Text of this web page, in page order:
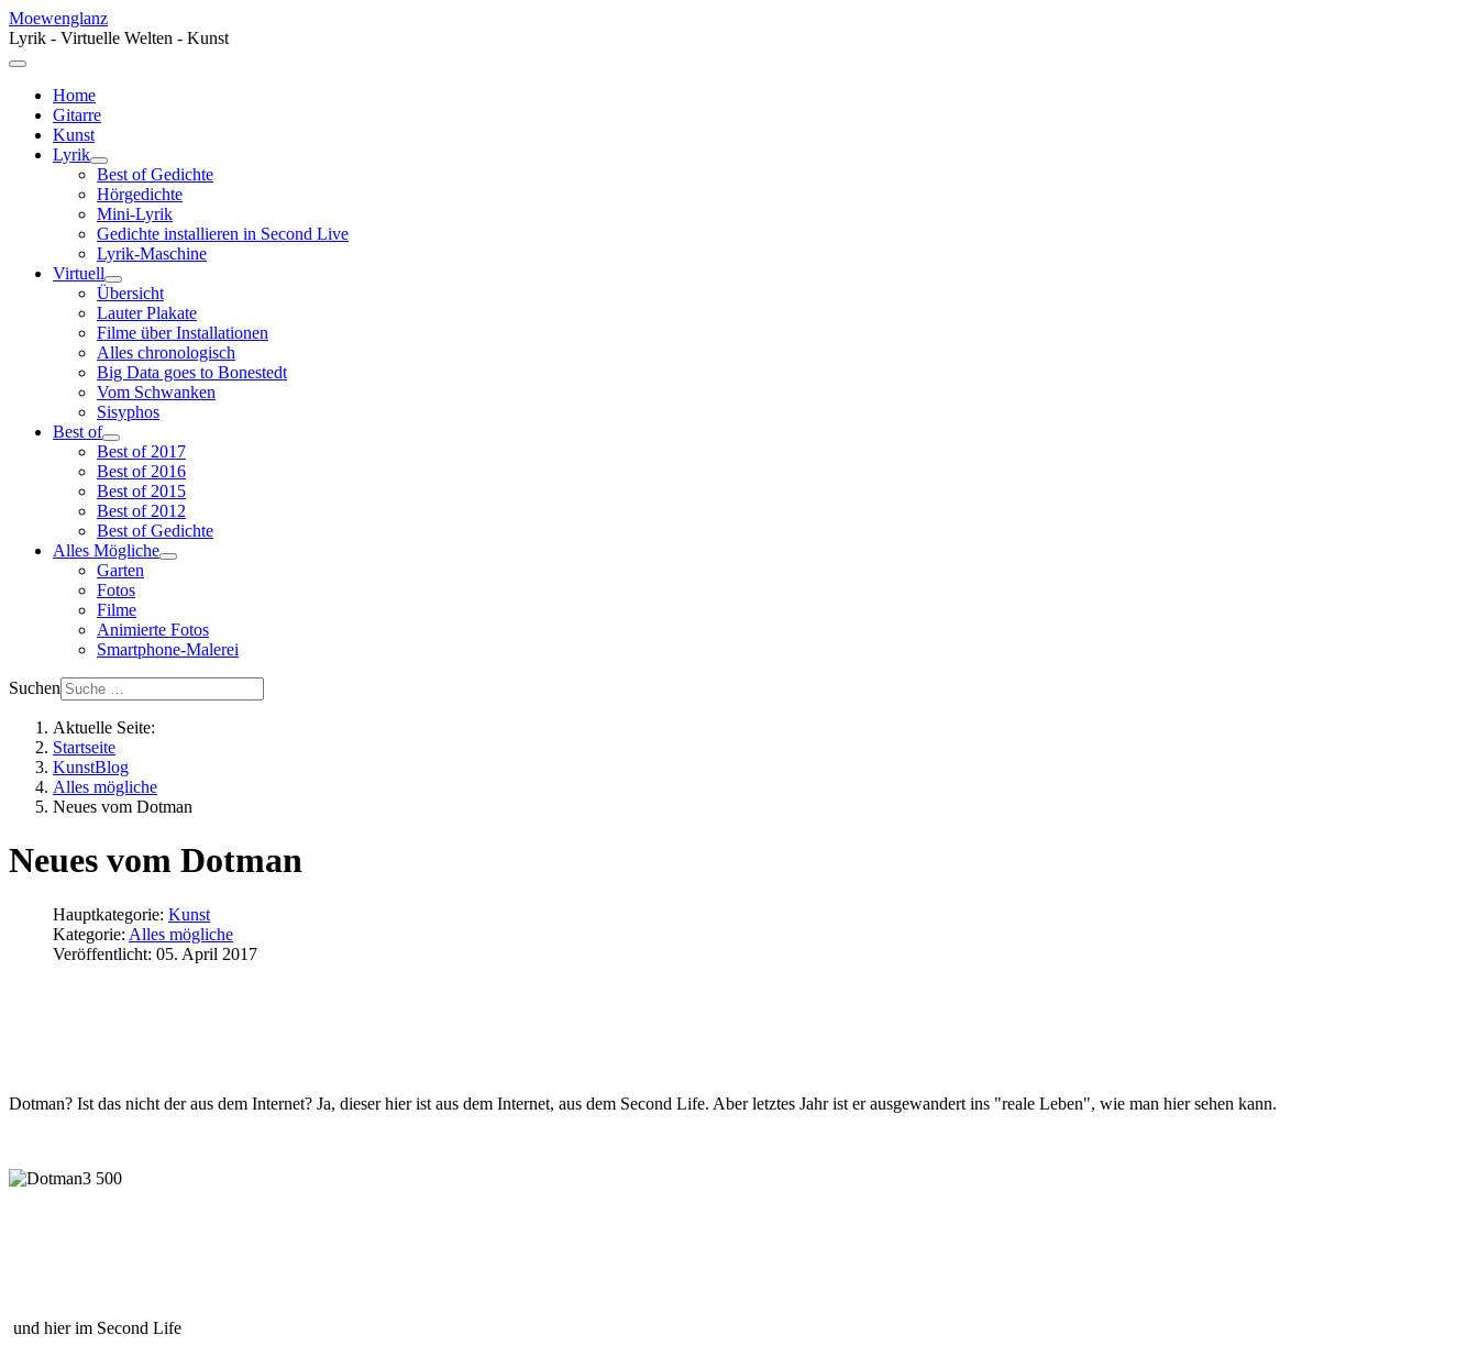
Moewenglanz
Lyrik - Virtuelle Welten - Kunst
Home
Gitarre
Kunst
Lyrik
Best of Gedichte
Hörgedichte
Mini-Lyrik
Gedichte installieren in Second Live
Lyrik-Maschine
Virtuell
Übersicht
Lauter Plakate
Filme über Installationen
Alles chronologisch
Big Data goes to Bonestedt
Vom Schwanken
Sisyphos
Best of
Best of 2017
Best of 2016
Best of 2015
Best of 2012
Best of Gedichte
Alles Mögliche
Garten
Fotos
Filme
Animierte Fotos
Smartphone-Malerei
Suchen
Aktuelle Seite:
Startseite
KunstBlog
Alles mögliche
Neues vom Dotman
Neues vom Dotman
Hauptkategorie: Kunst
Kategorie: Alles mögliche
Veröffentlicht: 05. April 2017
Dotman? Ist das nicht der aus dem Internet? Ja, dieser hier ist aus dem Internet, aus dem Second Life. Aberletztes Jahr ist er ausgewandert ins "reale Leben", wie man hier sehen kann.
und hier im Second Life